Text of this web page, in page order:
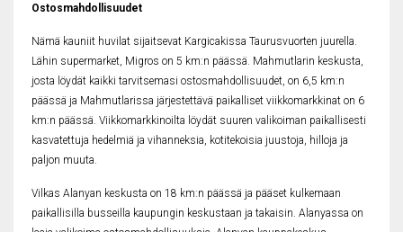
Ostosmahdollisuudet
Nämä kauniit huvilat sijaitsevat Kargicakissa Taurusvuorten juurella.
Lähin supermarket, Migros on 5 km:n päässä. Mahmutlarin keskusta,
josta löydät kaikki tarvitsemasi ostosmahdollisuudet, on 6,5 km:n
päässä ja Mahmutlarissa järjestettävä paikalliset viikkomarkkinat on 6
km:n päässä. Viikkomarkkinoilta löydät suuren valikoiman paikallisesti
kasvatettuja hedelmiä ja vihanneksia, kotitekoisia juustoja, hilloja ja
paljon muuta.
Vilkas Alanyan keskusta on 18 km:n päässä ja pääset kulkemaan
paikallisilla busseilla kaupungin keskustaan ja takaisin. Alanyassa on